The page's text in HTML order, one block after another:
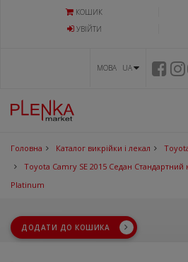
КОШИК
УВIЙТИ
МОВА UA
Головна Каталог викрійки і лекал
Toyota Camry SE 2015 Седан Стандартний
Platinum
ДОДАТИ ДО КОШИКА